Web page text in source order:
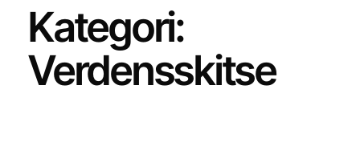
Kategori:
Verdensskitse